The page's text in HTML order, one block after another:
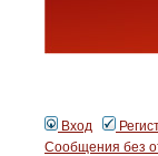
Вход
Сообщения без